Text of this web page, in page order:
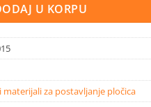
U KORPU
materijali za postavljanje pločica